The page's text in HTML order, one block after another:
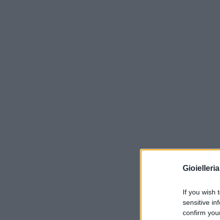
If you wish
sensitive
confirm